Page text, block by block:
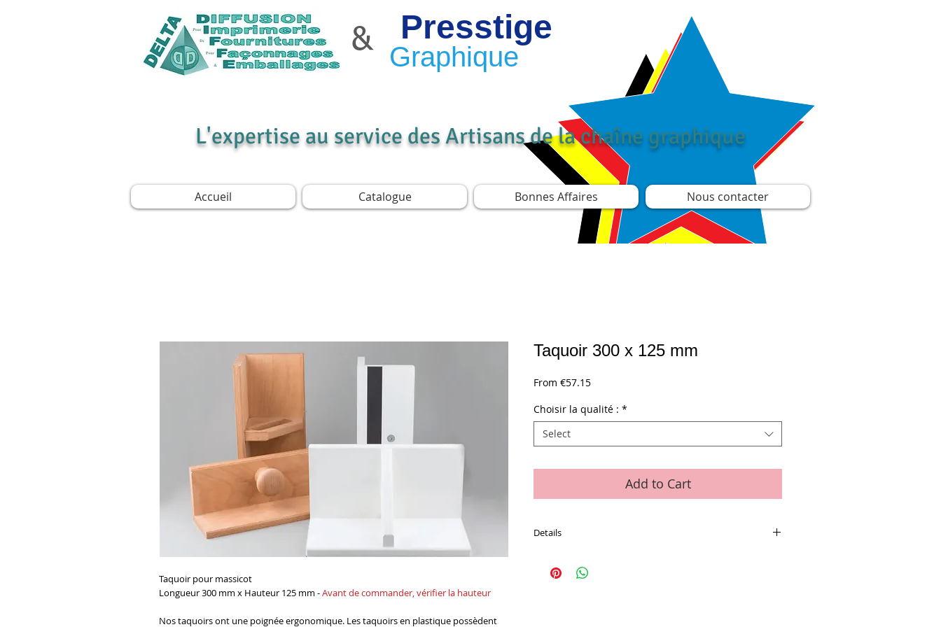
& Presstige
Graphique
L'expertise au service des Artisans de la chaîne graphique
Accueil Catalogue Bonnes Affaires Nous contacter
Taquoir pour massicot
Longueur 300 mm x Hauteur 125 mm -Avant de commander, vérifier la hauteur
Nos taquoirs ont une poignée ergonomique. Les taquoirs en plastique possèdent
Taquoir 300 x 125 mm
From €57.15Sale
Choisir la qualité : *
Select
Add to Cart
Details